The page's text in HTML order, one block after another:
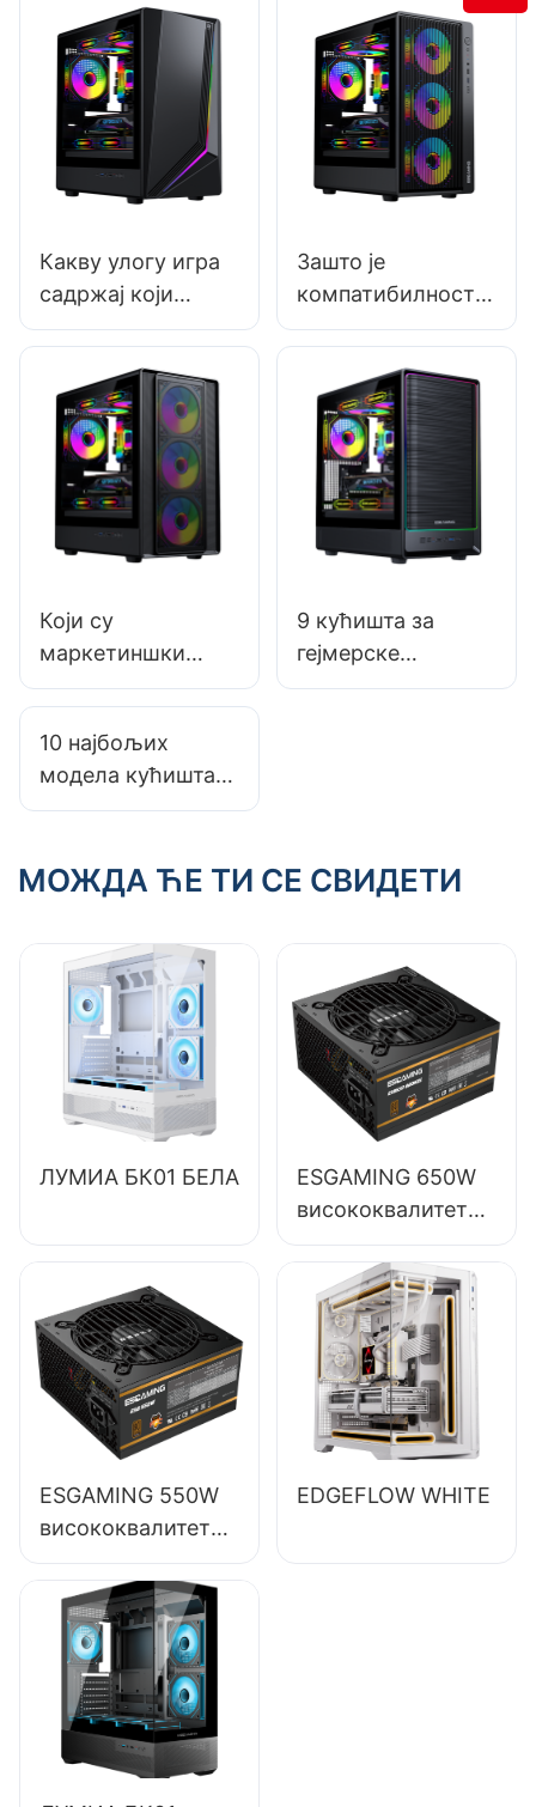
Какву улогу игра
садржај који
генеришу
промоцији
кућишта за
рачунаре за игре?
Зашто је
компатибилност
кључна при
рачунар?
Који су
маркетиншки
канали
произвођаче
кућишта за
рачунаре?
9 кућишта за
гејмерске
рачунаре са
10 најбољих
модела кућишта
за гејмерске
одличним
протоком ваздуха
перформансе
МОЖДА ЋЕ ТИ СЕ СВИДЕТИ
ЛУМИА БК01 БЕЛА
ESGAMING 650W
висококвалитетно
напајање за
десктоп рачунаре
са ефикасношћу
од 85%,
пуномодулно, 80+
бронзано,
ESB650W
ESGAMING 550W
висококвалитетно
напајање за
десктоп рачунаре
са ефикасношћу
од 85%, 80+
бронзано
ESB550W
EDGEFLOW WHITE